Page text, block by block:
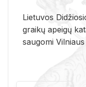
Lietuvos
graikų apeigų
saugomi